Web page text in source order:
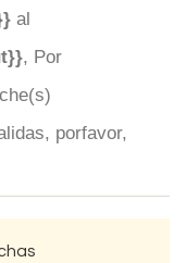
al
, Por
porfavor,